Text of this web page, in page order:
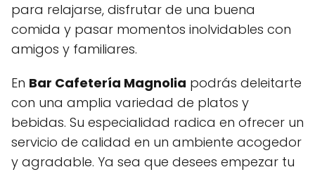
para relajarse, disfrutar de una buena
comida y pasar momentos inolvidables con
amigos y familiares.
En Bar Cafetería Magnolia podrás deleitarte
con una amplia variedad de platos y
bebidas. Su especialidad radica en ofrecer un
servicio de calidad en un ambiente acogedor
y agradable. Ya sea que desees empezar tu